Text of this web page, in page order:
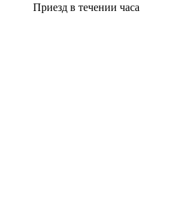
Приезд в течении часа